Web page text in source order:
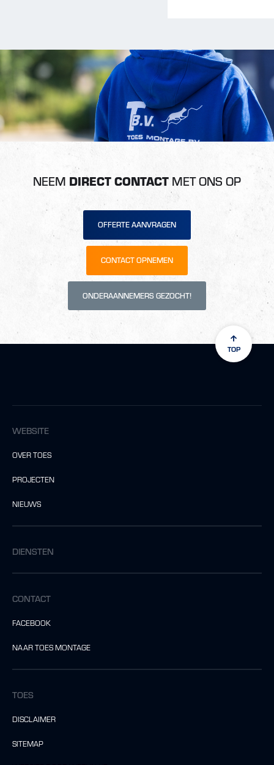
NEEM DIRECT CONTACT MET ONS OP
OFFERTE AANVRAGEN
CONTACT OPNEMEN
ONDERAANNEMERS GEZOCHT!
TOP
WEBSITE
OVER TOES
PROJECTEN
NIEUWS
DIENSTEN
CONTACT
FACEBOOK
NAAR TOES MONTAGE
TOES
DISCLAIMER
SITEMAP